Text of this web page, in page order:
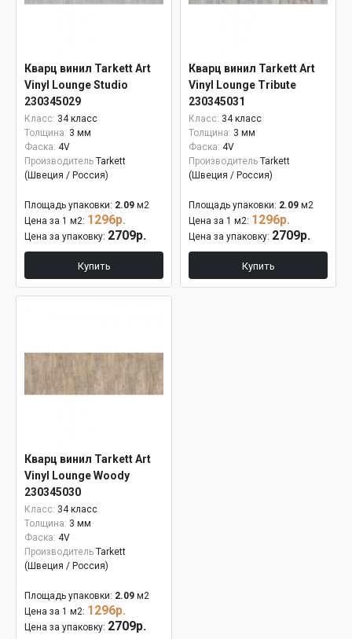
Кварц винил Tarkett Art
Vinyl Lounge Studio
230345029
Класс: 34 класс
Толщина: 3 мм
Фаска: 4V
Производитель Tarkett
(Швеция / Россия)
Площадь упаковки: 2.09 м2
Цена за 1 м2: 1296р.
Цена за упаковку: 2709р.
Купить
Кварц винил Tarkett Art
Vinyl Lounge Tribute
230345031
Класс: 34 класс
Толщина: 3 мм
Фаска: 4V
Производитель Tarkett
(Швеция / Россия)
Площадь упаковки: 2.09 м2
Цена за 1 м2: 1296р.
Цена за упаковку: 2709р.
Купить
Кварц винил Tarkett Art
Vinyl Lounge Woody
230345030
Класс: 34 класс
Толщина: 3 мм
Фаска: 4V
Производитель Tarkett
(Швеция / Россия)
Площадь упаковки: 2.09 м2
Цена за 1 м2: 1296р.
Цена за упаковку: 2709р.